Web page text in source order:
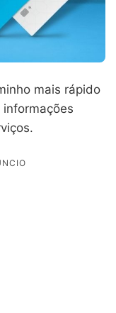
mais rápido